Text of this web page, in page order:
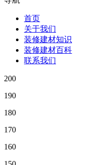
首页
关于我们
装修建材知识
装修建材百科
联系我们
200
190
180
170
160